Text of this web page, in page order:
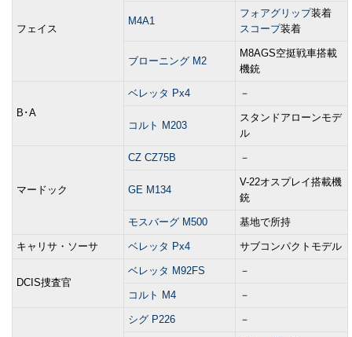
フェイス
M4A1
フォアグリップ装着
スコープ装着
ブローニング M2
M8AGS空挺戦車搭載
機銃
B･A
ベレッタ Px4 －
コルト M203
スタンドアローンモデ
ル
マードック
CZ CZ75B －
GE M134
V-22オスプレイ搭載機
銃
モスバーグ M500 基地で所持
キャリサ・ソーサ ベレッタ Px4 サブコンパクトモデル
DCIS捜査官
ベレッタ M92FS －
コルト M4 －
シグ P226 －